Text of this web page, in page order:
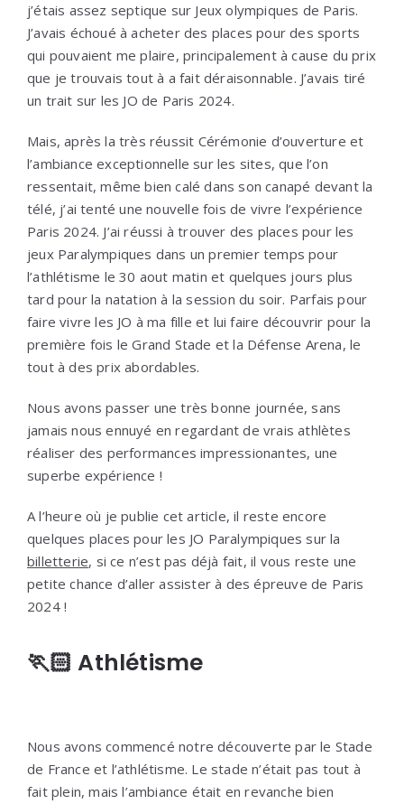
j’étais assez septique sur Jeux olympiques de Paris.
J’avais échoué à acheter des places pour des sports
qui pouvaient me plaire, principalement à cause du prix
que je trouvais tout à a fait déraisonnable. J’avais tiré
un trait sur les JO de Paris 2024.
Mais, après la très réussit Cérémonie d’ouverture et
l’ambiance exceptionnelle sur les sites, que l’on
ressentait, même bien calé dans son canapé devant la
télé, j’ai tenté une nouvelle fois de vivre l’expérience
Paris 2024. J’ai réussi à trouver des places pour les
jeux Paralympiques dans un premier temps pour
l’athlétisme le 30 aout matin et quelques jours plus
tard pour la natation à la session du soir. Parfais pour
faire vivre les JO à ma fille et lui faire découvrir pour la
première fois le Grand Stade et la Défense Arena, le
tout à des prix abordables.
Nous avons passer une très bonne journée, sans
jamais nous ennuyé en regardant de vrais athlètes
réaliser des performances impressionantes, une
superbe expérience !
A l’heure où je publie cet article, il reste encore
quelques places pour les JO Paralympiques sur la
billetterie, si ce n’est pas déjà fait, il vous reste une
petite chance d’aller assister à des épreuve de Paris
2024 !
🏃🏻 Athlétisme
Nous avons commencé notre découverte par le Stade
de France et l’athlétisme. Le stade n’était pas tout à
fait plein, mais l’ambiance était en revanche bien